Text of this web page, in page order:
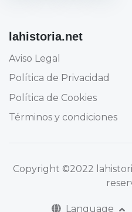
lahistoria.net
Aviso Legal
Política de Privacidad
Política de Cookies
Términos y condiciones
Copyright ©2022
Language